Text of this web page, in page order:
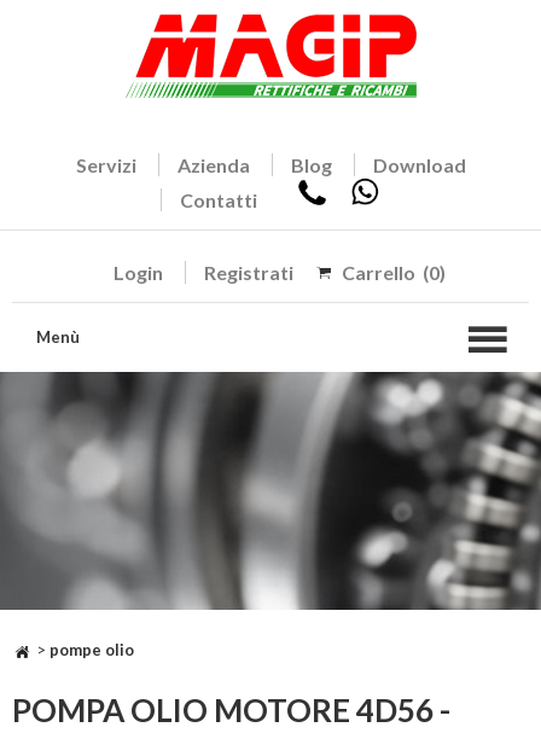
Servizi Azienda Blog
Download
Contatti
Login Registrati Carrello (0)
Menù
> pompe olio
POMPA OLIO MOTORE 4D56 -